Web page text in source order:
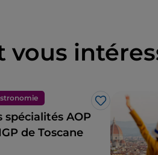
vous
J’aime
spécialités AOP
de Toscane